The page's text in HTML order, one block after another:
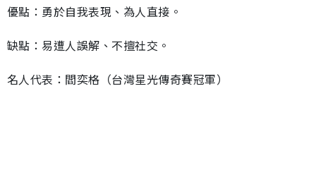
優點：勇於自我表現、為人直接。
缺點：易遭人誤解、不擅社交。
名人代表：閻奕格（台灣星光傳奇賽冠軍）